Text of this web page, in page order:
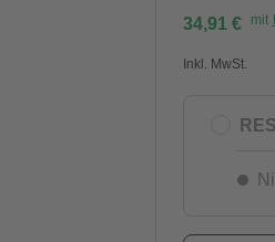
34,91 € mit
Inkl. MwSt.